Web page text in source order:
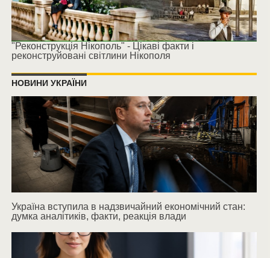
"Реконструкція Нікополь" - Цікаві факти і
реконструйовані світлини Нікополя
НОВИНИ УКРАЇНИ
Україна вступила в надзвичайний економічний стан:
думка аналітиків, факти, реакція влади